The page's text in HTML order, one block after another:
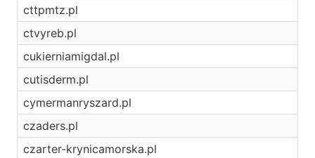
cttpmtz.pl
ctvyreb.pl
cukierniamigdal.pl
cutisderm.pl
cymermanryszard.pl
czaders.pl
czarter-krynicamorska.pl